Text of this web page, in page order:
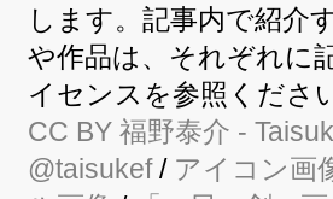
します。記事内で紹介
や作品は、それぞれに
イセンスを参照くださ
CC BY 福野泰介 -
@taisukef/ アイコン画